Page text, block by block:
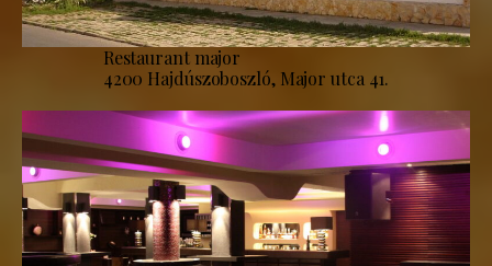
Restaurant major
4200 Hajdúszoboszló, Major utca 41.